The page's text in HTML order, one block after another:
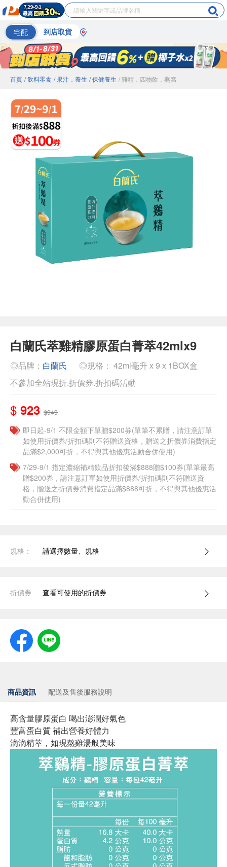
宅配 到店取貨
首頁 / 飲料零食 / 果汁．養生 / 保健養生 / 雞精．四物飲．燕窩
白蘭氏萃雞精膠原蛋白菁萃42mlx9
◎品牌： 白蘭氏
◎規格： 42ml毫升 x 9 x 1BOX盒
不參加全站現折.折價券.折扣碼活動
$ 923 $949
即日起-9/1 不限金額下單贈$200券(單筆不累贈，請注意訂單
如使用折價券/折扣碼則不符贈送資格，贈送之折價券消費指定
品滿$2,000可折，不得與其他優惠活動合併使用)
7/29-9/1 指定濃縮補精飲品​折扣後滿$888贈$100券(單筆最高
贈$200券，請注意訂單如使用折價券/折扣碼則不符贈送資
格，贈送之折價券消費指定品滿$888可折，不得與其他優惠活
動合併使用)
規格： 請選擇數量、規格
折價券 查看可使用的折價券
商品資訊 配送及售後服務說明
高含量膠原蛋白 喝出澎潤好氣色
豐富蛋白質 補出營養好體力
滴滴精萃，如現熬雞湯般美味